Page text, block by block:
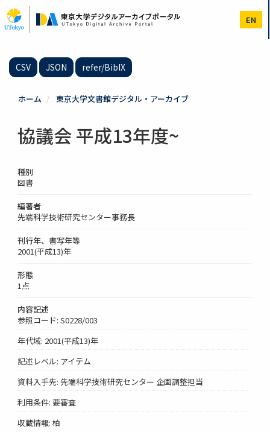
イ
ン
EN
CSV JSON refer/BibIX
ホーム 東京大学文書館デジタル・アーカイブ
協議会 平成13年度~
種別
図書
編著者
先端科学技術研究センター事務長
刊行年、書写年等
2001(平成13)年
形態
1点
内容記述
参照コード: S0228/003
年代域: 2001(平成13)年
記述レベル: アイテム
資料入手先: 先端科学技術研究センター 企画調整担当
利用条件: 要審査
収蔵情報: 柏